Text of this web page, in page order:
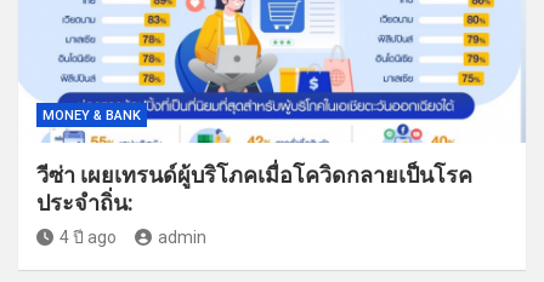
MONEY & BANK
วีซ่า เผยเทรนด์ผู้บริโภคเมื่อโควิดกลายเป็นโรค
ประจำถิ่น:
4 ปี ago admin